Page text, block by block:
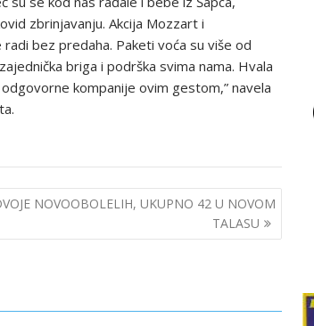
zbrinjavanju. Akcija Mozzart i
bez predaha. Paketi voća su više od
briga i podrška svima nama. Hvala
kompanije ovim gestom,” navela
NOVOOBOLELIH, UKUPNO 42 U NOVOM
TALASU